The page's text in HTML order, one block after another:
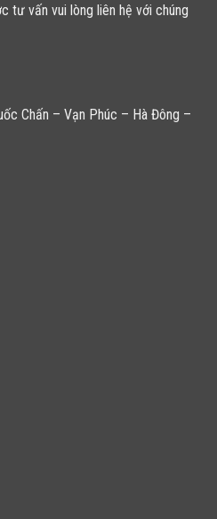
tư vấn vui lòng liên hệ với chúng
Chấn – Vạn Phúc – Hà Đông –